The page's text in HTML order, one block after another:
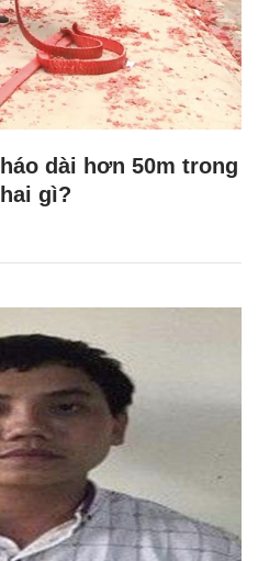
dài hơn 50m trong
gì?